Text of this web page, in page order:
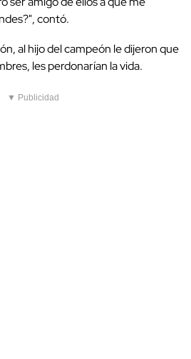
contó.
al hijo del campeón le dijeron que
les perdonarían la vida.
▼ Publicidad